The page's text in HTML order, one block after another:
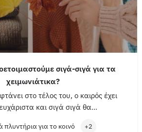
σιγά-σιγά για τα
χειμωνιάτικα?
στο τέλος του, ο καιρός έχει
και σιγά σιγά θα…
πλυντήρια για το κοινό +2